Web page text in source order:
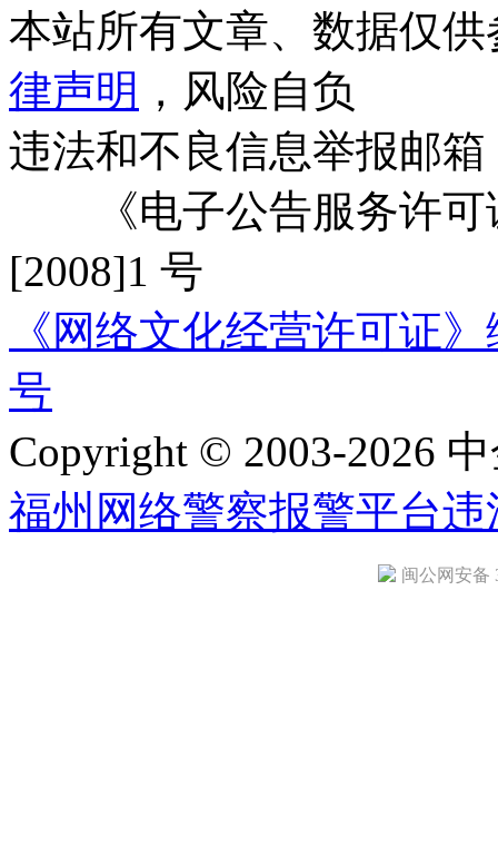
本站所有文章、数据仅
律声明 ，风险自负
违法和不良信息举报邮箱
《电子公告服务许可
[2008]1 号
《网络文化经营许可证
号
Copyright © 2003-2026
福州网络警察报警平台违
闽公网安备